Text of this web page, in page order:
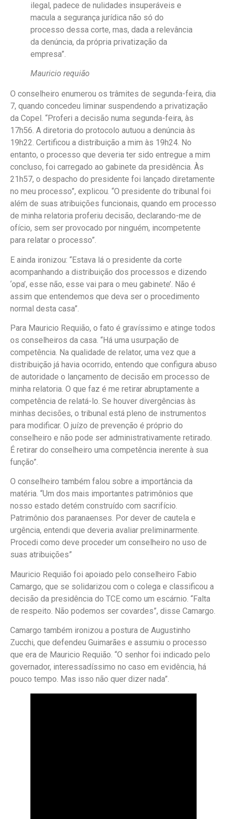
ilegal, padece de nulidades insuperáveis e
macula a segurança jurídica não só do
processo dessa corte, mas, dada a relevância
da denúncia, da própria privatização da
empresa”.
Mauricio requião
O conselheiro enumerou os trâmites de segunda-feira, dia
7, quando concedeu liminar suspendendo a privatização
da Copel. “Proferi a decisão numa segunda-feira, às
17h56. A diretoria do protocolo autuou a denúncia às
19h22. Certificou a distribuição a mim às 19h24. No
entanto, o processo que deveria ter sido entregue a mim
concluso, foi carregado ao gabinete da presidência. Às
21h57, o despacho do presidente foi lançado diretamente
no meu processo”, explicou. “O presidente do tribunal foi
além de suas atribuições funcionais, quando em processo
de minha relatoria proferiu decisão, declarando-me de
ofício, sem ser provocado por ninguém, incompetente
para relatar o processo”.
E ainda ironizou: “Estava lá o presidente da corte
acompanhando a distribuição dos processos e dizendo
‘opa’, esse não, esse vai para o meu gabinete’. Não é
assim que entendemos que deva ser o procedimento
normal desta casa”.
Para Mauricio Requião, o fato é gravíssimo e atinge todos
os conselheiros da casa. “Há uma usurpação de
competência. Na qualidade de relator, uma vez que a
distribuição já havia ocorrido, entendo que configura abuso
de autoridade o lançamento de decisão em processo de
minha relatoria. O que faz é me retirar abruptamente a
competência de relatá-lo. Se houver divergências às
minhas decisões, o tribunal está pleno de instrumentos
para modificar. O juízo de prevenção é próprio do
conselheiro e não pode ser administrativamente retirado.
É retirar do conselheiro uma competência inerente à sua
função”.
O conselheiro também falou sobre a importância da
matéria. “Um dos mais importantes patrimônios que
nosso estado detém construído com sacrifício.
Patrimônio dos paranaenses. Por dever de cautela e
urgência, entendi que deveria avaliar preliminarmente.
Procedi como deve proceder um conselheiro no uso de
suas atribuições”
Mauricio Requião foi apoiado pelo conselheiro Fabio
Camargo, que se solidarizou com o colega e classificou a
decisão da presidência do TCE como um escárnio. “Falta
de respeito. Não podemos ser covardes”, disse Camargo.
Camargo também ironizou a postura de Augustinho
Zucchi, que defendeu Guimarães e assumiu o processo
que era de Mauricio Requião. “O senhor foi indicado pelo
governador, interessadíssimo no caso em evidência, há
pouco tempo. Mas isso não quer dizer nada”.